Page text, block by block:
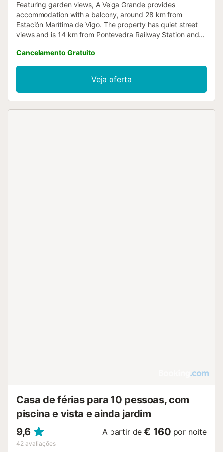
Featuring garden views, A Veiga Grande provides
accommodation with a balcony, around 28 km from
Estación Marítima de Vigo. The property has quiet street
views and is 14 km from Pontevedra Railway Station and
Cancelamento Gratuito
Veja oferta
Casa de férias para 10 pessoas, com
piscina e vista e ainda jardim
9,6
42 avaliações
A partir de € 160 por noite